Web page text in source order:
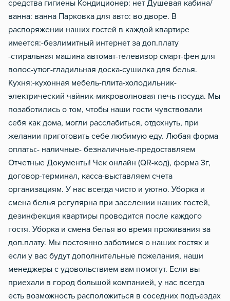
средства гигиены Кондиционер: нет Душевая кабина/
ванна: ванна Парковка для авто: во дворе. В
распоряжении наших гостей в каждой квартире
имеется:-безлимитный интернет за доп.плату
-стиральная машина автомат-телевизор смарт-фен для
волос-утюг-гладильная доска-сушилка для белья.
Кухня:-кухонная мебель-плита-холодильник-
электрический чайник-микроволновая печь посуда. Мы
позаботились о том, чтобы наши гости чувствовали
себя как дома, могли расслабиться, отдохнуть, при
желании приготовить себе любимую еду. Любая форма
оплаты:- наличные- безналичные-предоставляем
Отчетные Документы! Чек онлайн (QR-код), форма 3г,
договор-терминал, касса-выставляем счета
организациям. У нас всегда чисто и уютно. Уборка и
смена белья регулярна при заселении наших гостей,
дезинфекция квартиры проводится после каждого
гостя. Уборка и смена белья во время проживания за
доп.плату. Мы постоянно заботимся о наших гостях и
если у вас будут дополнительные пожелания, наши
менеджеры с удовольствием вам помогут. Если вы
приехали в город большой компанией, у нас всегда
есть возможность расположиться в соседних подъездах